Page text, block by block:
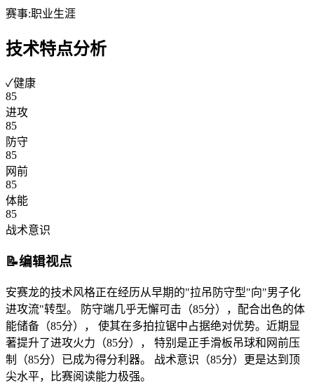
赛事:职业生涯
技术特点分析
✓健康
85
进攻
85
防守
85
网前
85
体能
85
战术意识
📝编辑视点
安赛龙的技术风格正在经历从早期的"拉吊防守型"向"男子化
进攻流"转型。 防守端几乎无懈可击（85分），配合出色的体
能储备（85分）， 使其在多拍拉锯中占据绝对优势。近期显
著提升了进攻火力（85分）， 特别是正手滑板吊球和网前压
制（85分）已成为得分利器。 战术意识（85分）更是达到顶
尖水平，比赛阅读能力极强。